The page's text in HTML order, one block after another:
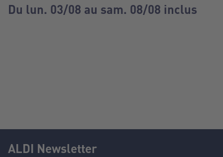
Du lun. 03/08 au sam. 08/08 inclus
ALDI Newsletter